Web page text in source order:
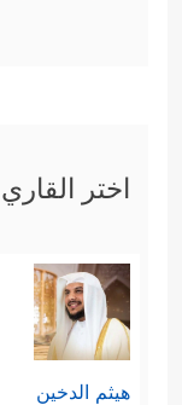
اختر
هيثم الدخين